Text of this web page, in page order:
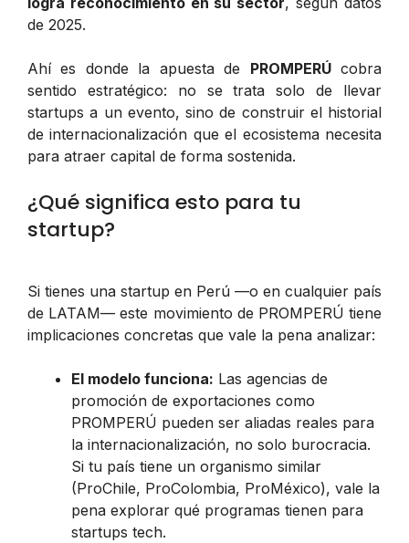
de 2025.
Ahí es donde la apuesta de PROMPERÚcobra
sentido estratégico: no se trata solo de llevar
startups a un evento, sino de construir el historial
de internacionalización que el ecosistema necesita
para atraer capital de forma sostenida.
¿Qué significa esto para tu
startup?
Si tienes una startup en Perú —o en cualquier país
de LATAM— este movimiento de PROMPERÚ tiene
implicaciones concretas que vale la pena analizar:
El modelo funciona: Las agencias de
promoción de exportaciones como
PROMPERÚ pueden ser aliadas reales para
la internacionalización, no solo burocracia.
Si tu país tiene un organismo similar
(ProChile, ProColombia, ProMéxico), vale la
pena explorar qué programas tienen para
startups tech.